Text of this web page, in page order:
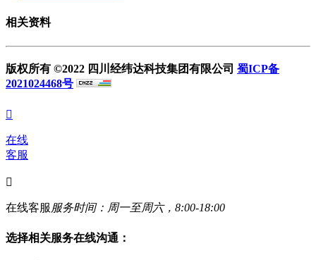
相关资料
版权所有 ©2022 四川经纬达科技集团有限公司 蜀ICP备
2021024468号

在线
客服

在线客服 服务时间：周一至周六，8:00-18:00
选择相关服务在线沟通：